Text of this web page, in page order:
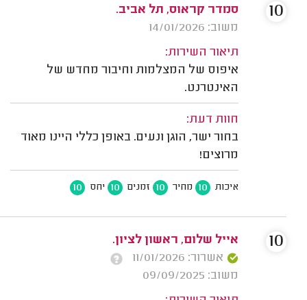
סמדר קראוס, תל אביב.
משוב: 14/01/2026
תיאור השירות:
איפוס של המצלמות וחיבור מחדש של
האינטרנט.
חוות דעת:
בחור ישר, הוגן ונעים. באופן כללי היינו מאוד
מרוצים!
איכות 10 מחיר 10 זמנים 10 יחס 10
10
אייל שלום, ראשון לציון.
אשרור: 11/01/2026
משוב: 09/09/2025
10